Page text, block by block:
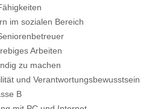
im sozialen Bereich
Arbeiten
zu machen
und Verantwortungsbewusstsein
B